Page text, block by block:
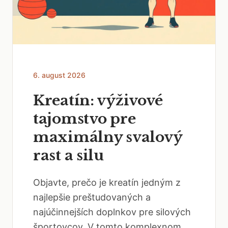
6. august 2026
Kreatín: výživové
tajomstvo pre
maximálny svalový
rast a silu
Objavte, prečo je kreatín jedným z
najlepšie preštudovaných a
najúčinnejších doplnkov pre silových